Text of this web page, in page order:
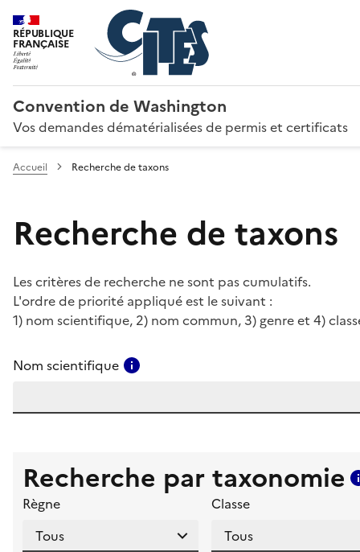
RÉPUBLIQUE
FRANÇAISE
Convention de Washington
Vos demandes dématérialisées de permis et certificats
Accueil Recherche de taxons
Recherche de taxons
Les critères de recherche ne sont pas cumulatifs.
L'ordre de priorité appliqué est le suivant :
1) nom scientifique, 2) nom commun, 3) genre et 4)
Nom scientifique
Recherche par taxonomie
Règne Classe